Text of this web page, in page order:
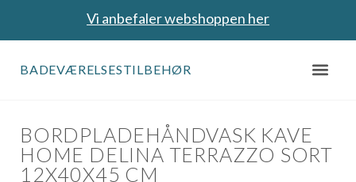
Vi anbefaler webshoppen her
BADEVÆRELSESTILBEHØR
BORDPLADEHÅNDVASK KAVE
HOME DELINA TERRAZZO SORT
12X40X45 CM